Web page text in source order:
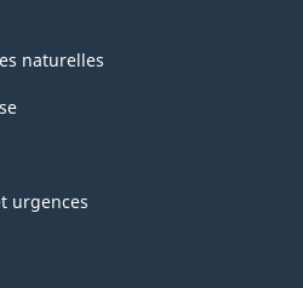
naturelles
urgences